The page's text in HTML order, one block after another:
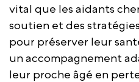
vital que les aidants
soutien et des
pour préserver leur
un accompagnement
leur proche âgé en